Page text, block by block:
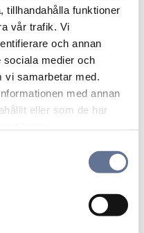
tillhandahålla funktioner
vår trafik. Vi
och annan
sociala medier och
vi samarbetar med.
med annan
eller som de har
Armring 18K
gulguld 01-74-13
17 063kr
Lägg